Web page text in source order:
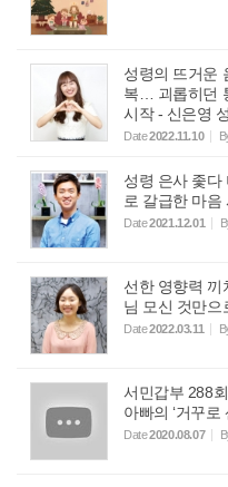
성령의 뜨거운
복… 괴롭히던
시작 - 신은영
Date2022.11.10
성령 은사 좇
로 갈급한 마음
Date2021.12.01
선한 영향력 끼
님 모신 것만으
Date2022.03.11
서민갑부 288
아빠의 ‘거꾸로
Date2020.08.07